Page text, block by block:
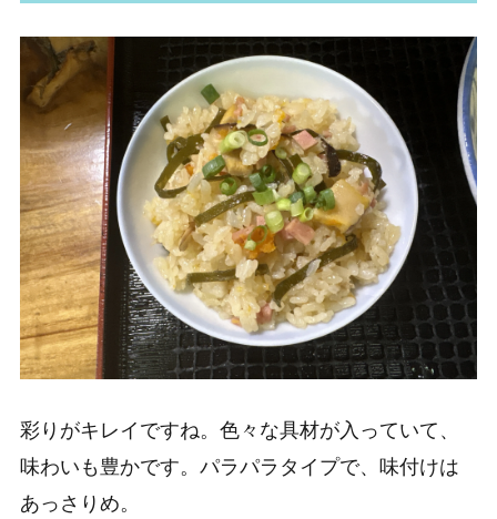
彩りがキレイですね。色々な具材が入っていて、
味わいも豊かです。パラパラタイプで、味付けは
あっさりめ。